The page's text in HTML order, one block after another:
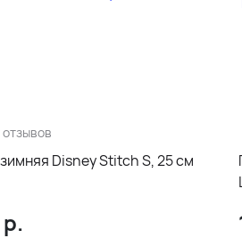
отзывов
Disney Stitch S, 25 см
р.